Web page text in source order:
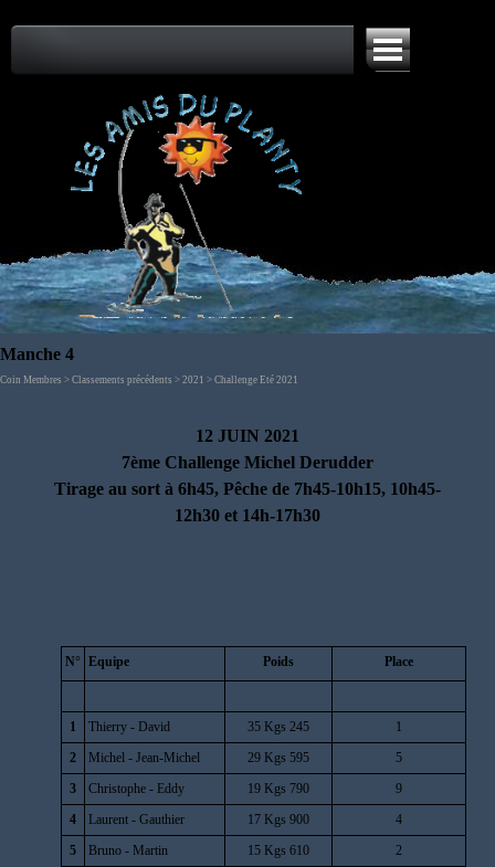
Manche 4
Coin Membres > Classements précédents > 2021 > Challenge Eté 2021
12 JUIN 2021
7ème Challenge Michel Derudder
Tirage au sort à 6h45, Pêche de 7h45-10h15, 10h45-
12h30 et 14h-17h30
N° Equipe Poids Place
1 Thierry - David 35 Kgs 245
1
2
Michel - Jean-Michel 29 Kgs 595
5
3
Christophe - Eddy 19 Kgs 790
9
4
Laurent - Gauthier 17 Kgs 900
4
5
Bruno - Martin 15 Kgs 610
2